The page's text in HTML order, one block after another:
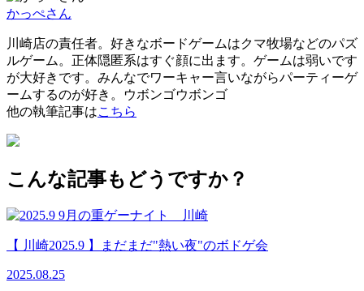
かっぺさん
川崎店の責任者。好きなボードゲームはクマ牧場などのパズ
ルゲーム。正体隠匿系はすぐ顔に出ます。ゲームは弱いです
が大好きです。みんなでワーキャー言いながらパーティーゲ
ームするのが好き。ウボンゴウボンゴ
他の執筆記事はこちら
こんな記事もどうですか？
【 川崎2025.9 】まだまだ"熱い夜"のボドゲ会
2025.08.25